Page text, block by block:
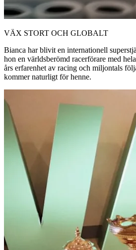
VÄX STORT OCH GLOBALT
Bianca har blivit en internationell
hon en världsberömd racerförare med
års erfarenhet av racing och miljontals
kommer naturligt för henne.